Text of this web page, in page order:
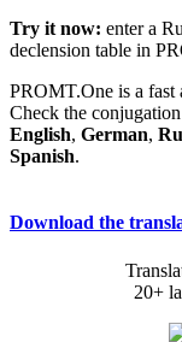
Try it now: enter a
declension table in
PROMT.One is a fast
Check the
English, German,
Spanish.
Download the
20+